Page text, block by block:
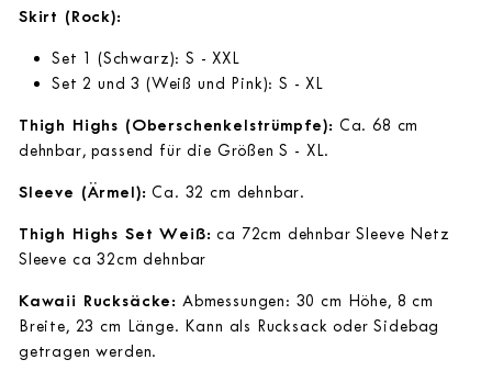
Skirt (Rock):
Set 1 (Schwarz): S - XXL
Set 2 und 3 (Weiß und Pink): S - XL
Thigh Highs (Oberschenkelstrümpfe): Ca. 68 cm
dehnbar, passend für die Größen S - XL.
Sleeve (Ärmel): Ca. 32 cm dehnbar.
Thigh Highs Set Weiß: ca 72cm dehnbar Sleeve Netz
Sleeve ca 32cm dehnbar
Kawaii Rucksäcke: Abmessungen: 30 cm Höhe, 8 cm
Breite, 23 cm Länge. Kann als Rucksack oder Sidebag
getragen werden.